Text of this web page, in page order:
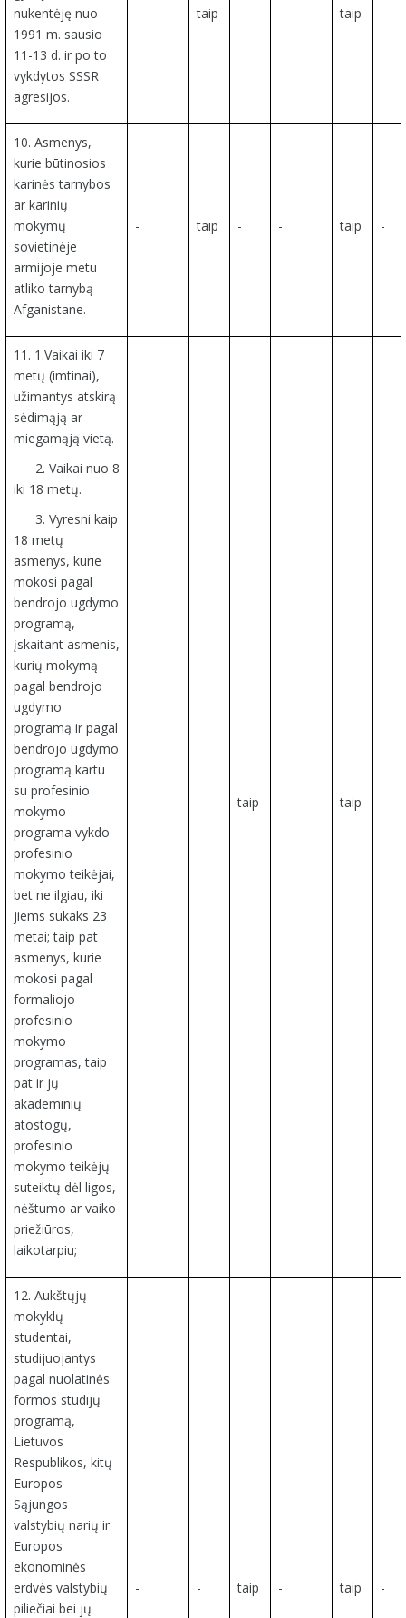
nukentėję nuo
1991 m. sausio
11-13 d. ir po to
vykdytos SSSR
agresijos.
- taip - - taip -
10. Asmenys,
kurie būtinosios
karinės tarnybos
ar karinių
mokymų
sovietinėje
armijoje metu
atliko tarnybą
Afganistane.
- taip - - taip -
11. 1.Vaikai iki 7
metų (imtinai),
užimantys atskirą
sėdimąją ar
miegamąją vietą.
2. Vaikai nuo 8
iki 18 metų.
3. Vyresni kaip
18 metų
asmenys, kurie
mokosi pagal
bendrojo ugdymo
programą,
įskaitant asmenis,
kurių mokymą
pagal bendrojo
ugdymo
programą ir pagal
bendrojo ugdymo
programą kartu
su profesinio
mokymo
programa vykdo
profesinio
mokymo teikėjai,
bet ne ilgiau, iki
jiems sukaks 23
metai; taip pat
asmenys, kurie
mokosi pagal
formaliojo
profesinio
mokymo
programas, taip
pat ir jų
akademinių
atostogų,
profesinio
mokymo teikėjų
suteiktų dėl ligos,
nėštumo ar vaiko
priežiūros,
laikotarpiu;
- - taip - taip -
12. Aukštųjų
mokyklų
studentai,
studijuojantys
pagal nuolatinės
formos studijų
programą,
Lietuvos
Respublikos, kitų
Europos
Sąjungos
valstybių narių ir
Europos
ekonominės
erdvės valstybių
piliečiai bei jų
- - taip - taip -